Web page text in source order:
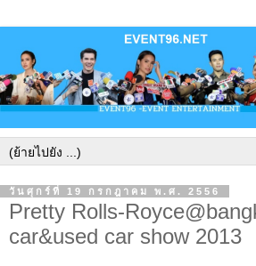
วันศุกร์ที่ 19 กรกฎาคม พ.ศ. 2556
Pretty Rolls-
car&used car show 2013